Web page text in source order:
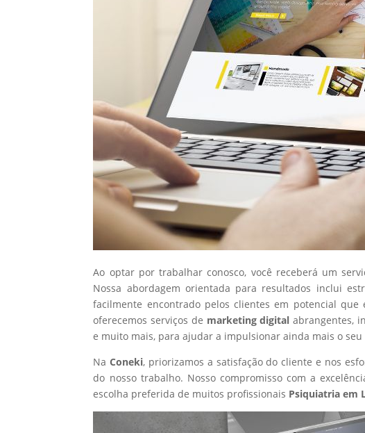
Ao optar por trabalhar conosco, você receberá um
Nossa abordagem orientada para resultados inclui
facilmente encontrado pelos clientes em potencial que
oferecemos serviços de marketing digital abrangentes,
e muito mais, para ajudar a impulsionar ainda mais o seu
NaConeki, priorizamos a satisfação do cliente e nos
do nosso trabalho. Nosso compromisso com a
escolha preferida de muitos profissionais Psiquiatria em